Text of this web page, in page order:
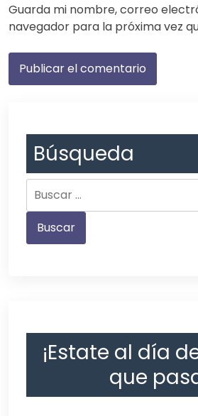
Guarda mi nombre, correo
navegador para la próxima vez
Búsqueda
¡Estate al día
que